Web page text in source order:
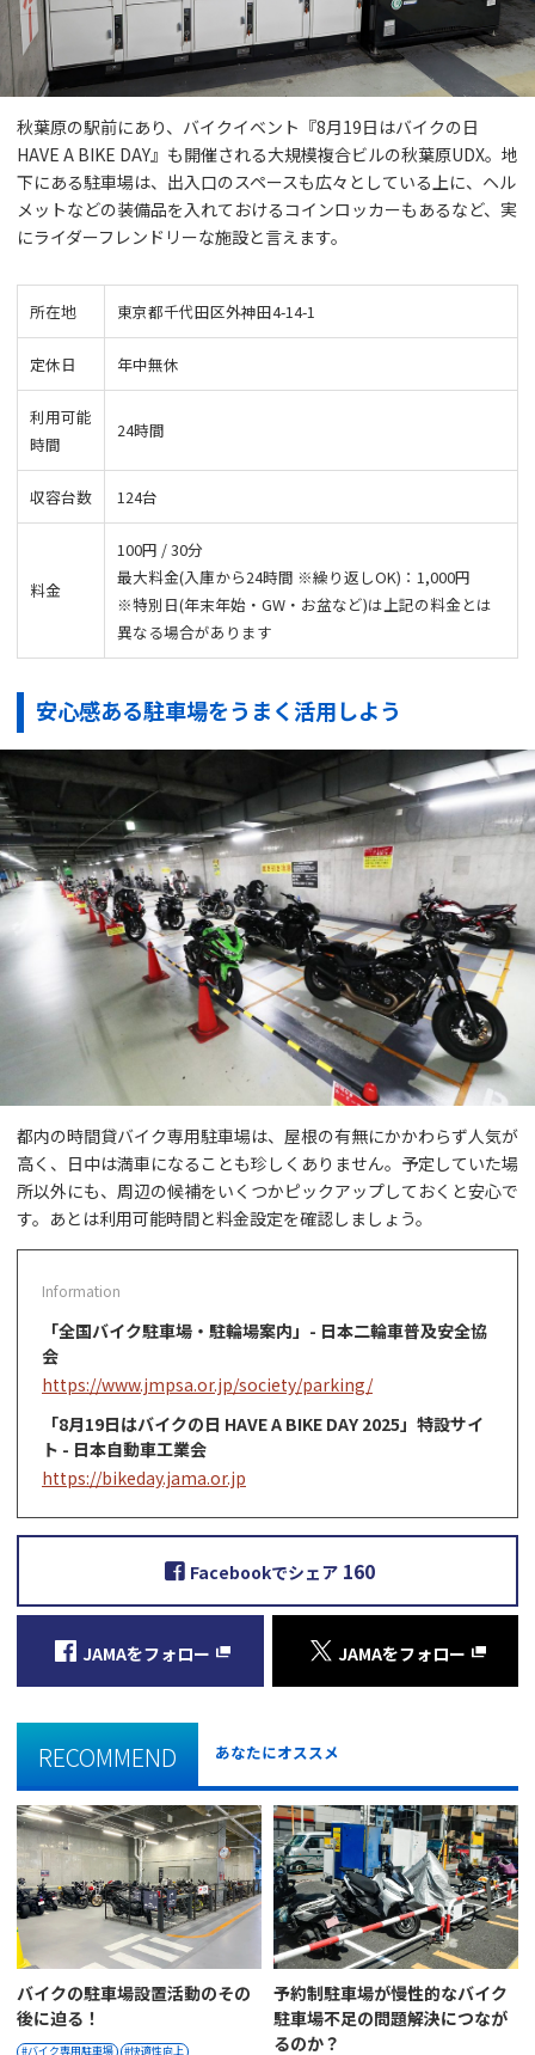
秋葉原の駅前にあり、バイクイベント『8月19日はバイクの日
HAVE A BIKE DAY』も開催される大規模複合ビルの秋葉原UDX。地
下にある駐車場は、出入口のスペースも広々としている上に、ヘル
メットなどの装備品を入れておけるコインロッカーもあるなど、実
にライダーフレンドリーな施設と言えます。
所在地 東京都千代田区外神田4-14-1
定休日 年中無休
利用可能
時間
24時間
収容台数 124台
料金
100円 / 30分
最大料金(入庫から24時間 ※繰り返しOK)：1,000円
※特別日(年末年始・GW・お盆など)は上記の料金とは
異なる場合があります
安心感ある駐車場をうまく活用しよう
都内の時間貸バイク専用駐車場は、屋根の有無にかかわらず人気が
高く、日中は満車になることも珍しくありません。予定していた場
所以外にも、周辺の候補をいくつかピックアップしておくと安心で
す。あとは利用可能時間と料金設定を確認しましょう。
「全国バイク駐車場・駐輪場案内」- 日本二輪車普及安全協
会
https://www.jmpsa.or.jp/society/parking/
「8月19日はバイクの日 HAVE A BIKE DAY 2025」特設サイ
ト - 日本自動車工業会
https://bikeday.jama.or.jp
Facebookでシェア 160
JAMAをフォロー JAMAをフォロー
RECOMMEND あなたにオススメ
バイクの駐車場設置活動のその
後に迫る！
バイク専用駐車場 快適性向上
予約制駐車場が慢性的なバイク
駐車場不足の問題解決につなが
るのか？